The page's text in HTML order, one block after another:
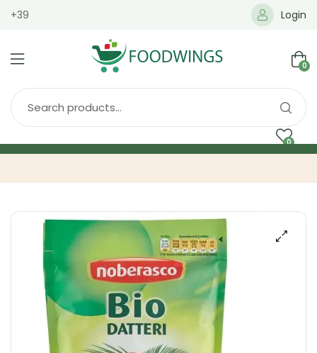
+39 Login
0
0